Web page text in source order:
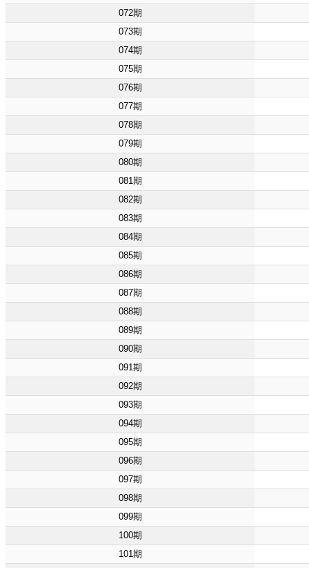
072期
073期
074期
075期
076期
077期
078期
079期
080期
081期
082期
083期
084期
085期
086期
087期
088期
089期
090期
091期
092期
093期
094期
095期
096期
097期
098期
099期
100期
101期